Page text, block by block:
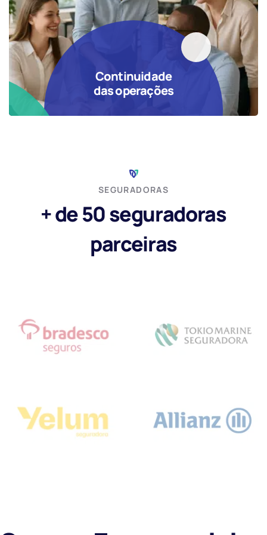
Continuidade
das operações
SEGURADORAS
+ de 50 seguradoras
parceiras